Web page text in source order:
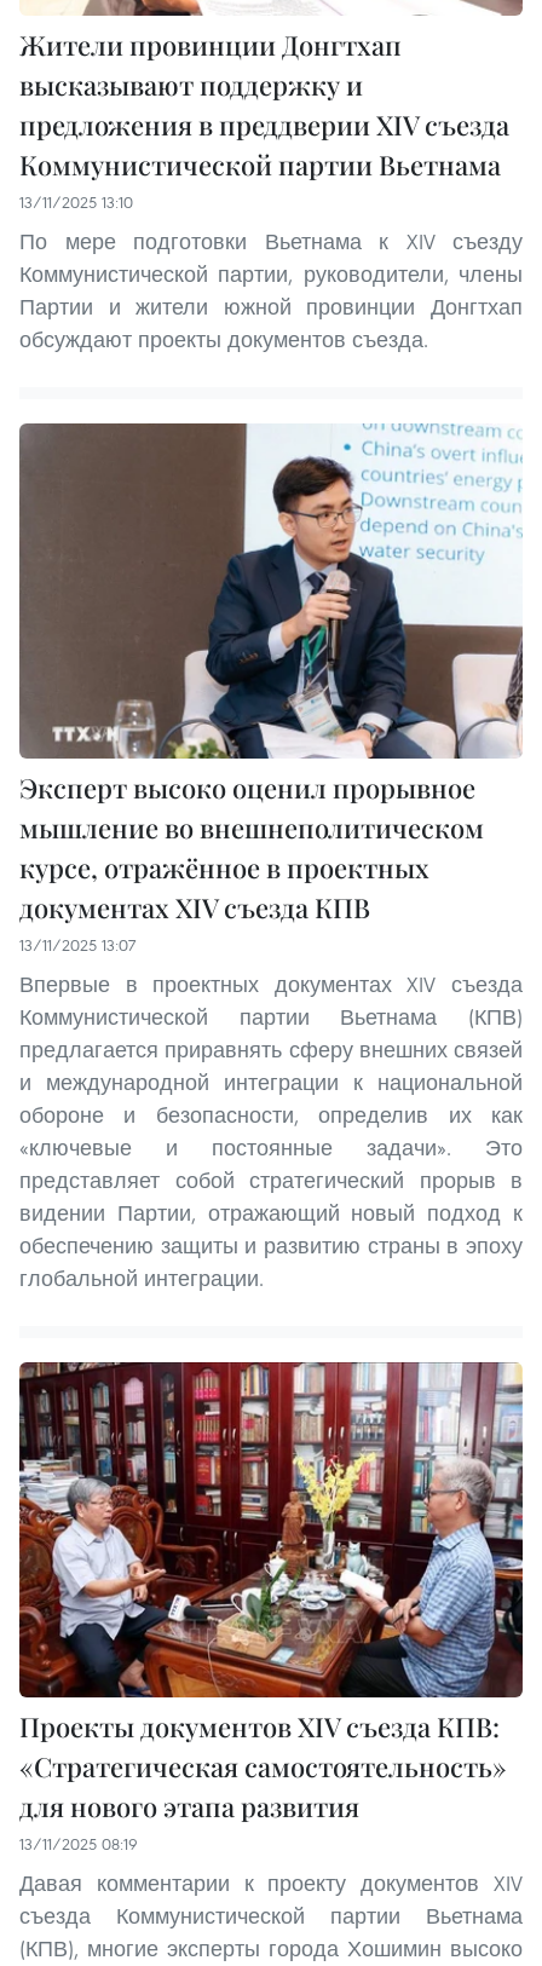
Жители провинции Донгтхап
высказывают поддержку и
предложения в преддверии XIV съезда
Коммунистической партии Вьетнама
13/11/2025 13:10
По мере подготовки Вьетнама к XIV съезду
Коммунистической партии, руководители, члены
Партии и жители южной провинции Донгтхап
обсуждают проекты документов съезда.
Эксперт высоко оценил прорывное
мышление во внешнеполитическом
курсе, отражённое в проектных
документах XIV съезда КПВ
13/11/2025 13:07
Впервые в проектных документах XIV съезда
Коммунистической партии Вьетнама (КПВ)
предлагается приравнять сферу внешних связей
и международной интеграции к национальной
обороне и безопасности, определив их как
«ключевые и постоянные задачи». Это
представляет собой стратегический прорыв в
видении Партии, отражающий новый подход к
обеспечению защиты и развитию страны в эпоху
глобальной интеграции.
Проекты документов XIV съезда КПВ:
«Стратегическая самостоятельность»
для нового этапа развития
13/11/2025 08:19
Давая комментарии к проекту документов XIV
съезда Коммунистической партии Вьетнама
(КПВ), многие эксперты города Хошимин высоко